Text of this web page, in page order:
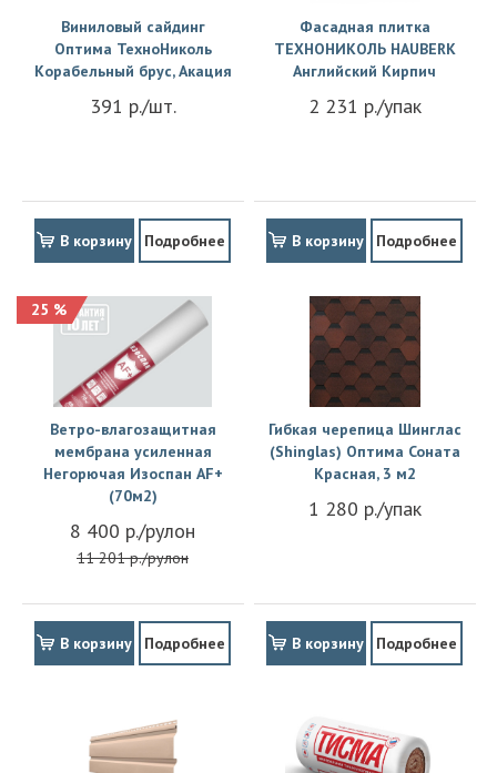
Виниловый сайдинг
Оптима ТехноНиколь
Корабельный брус, Акация
391 р./шт.
В корзину Подробнее
Фасадная плитка
ТЕХНОНИКОЛЬ HAUBERK
Английский Кирпич
2 231 р./упак
В корзину Подробнее
25 %
Ветро-влагозащитная
мембрана усиленная
Негорючая Изоспан АF+
(70м2)
8 400 р./рулон
11 201 р./рулон
В корзину Подробнее
Гибкая черепица Шинглас
(Shinglas) Оптима Соната
Красная, 3 м2
1 280 р./упак
В корзину Подробнее